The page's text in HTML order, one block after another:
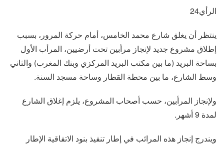
الرأي24
ينتظر أن يغلق شارع محمد الخامس، أمام حركة المرور، بسبب
إطلاق مشروع جديد لإنجاز مرأبين تحت أرضيين، المرأب الأول
بساحة البريد (ما بين مكتب البريد المركزي وبنك المغرب) والثاني
وسط الشارع، ما بين محطة القطار وساحة مسجد السنة.
ولإنجاز المرأبين، حسب أصحاب المشروع، يلزم إغلاق الشارع
لمدة 9 أشهر.
ويندرج إنجاز هذه المرائب في إطار تنفيذ بنود الاتفاقية الإطار